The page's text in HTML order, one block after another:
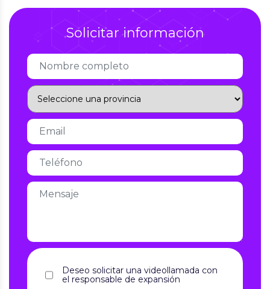
Solicitar información
Deseo solicitar una videollamada con
el responsable de expansión